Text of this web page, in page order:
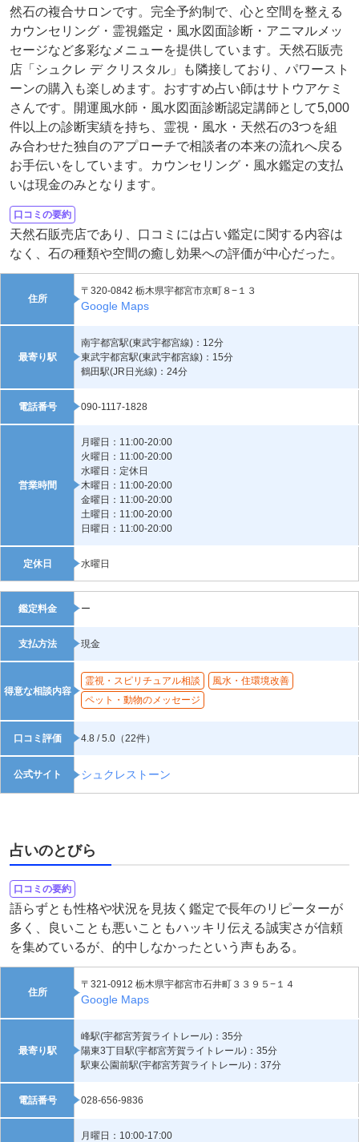
然石の複合サロンです。完全予約制で、心と空間を整える
カウンセリング・霊視鑑定・風水図面診断・アニマルメッ
セージなど多彩なメニューを提供しています。天然石販売
店「シュクレ デ クリスタル」も隣接しており、パワースト
ーンの購入も楽しめます。おすすめ占い師はサトウアケミ
さんです。開運風水師・風水図面診断認定講師として5,000
件以上の診断実績を持ち、霊視・風水・天然石の3つを組
み合わせた独自のアプローチで相談者の本来の流れへ戻る
お手伝いをしています。カウンセリング・風水鑑定の支払
いは現金のみとなります。
口コミの要約
天然石販売店であり、口コミには占い鑑定に関する内容は
なく、石の種類や空間の癒し効果への評価が中心だった。
住所
〒320-0842 栃木県宇都宮市京町８−１３
Google Maps
最寄り駅
南宇都宮駅(東武宇都宮線)：12分
東武宇都宮駅(東武宇都宮線)：15分
鶴田駅(JR日光線)：24分
電話番号 090-1117-1828
営業時間
月曜日：11:00-20:00
火曜日：11:00-20:00
水曜日：定休日
木曜日：11:00-20:00
金曜日：11:00-20:00
土曜日：11:00-20:00
日曜日：11:00-20:00
定休日 水曜日
鑑定料金 ー
支払方法 現金
得意な相談内容
霊視・スピリチュアル相談
風水・住環境改善
ペット・動物のメッセージ
口コミ評価 4.8 / 5.0（22件）
公式サイト シュクレストーン
占いのとびら
口コミの要約
語らずとも性格や状況を見抜く鑑定で長年のリピーターが
多く、良いことも悪いこともハッキリ伝える誠実さが信頼
を集めているが、的中しなかったという声もある。
住所
〒321-0912 栃木県宇都宮市石井町３３９５−１４
Google Maps
最寄り駅
峰駅(宇都宮芳賀ライトレール)：35分
陽東3丁目駅(宇都宮芳賀ライトレール)：35分
駅東公園前駅(宇都宮芳賀ライトレール)：37分
電話番号 028-656-9836
月曜日：10:00-17:00